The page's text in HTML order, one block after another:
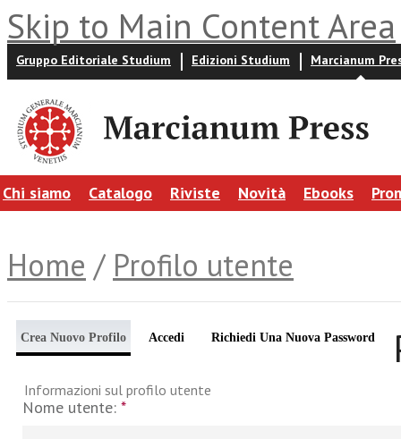
Skip to Main Content Area
Gruppo Editoriale Studium Edizioni Studium Marcianum
Chi siamo Catalogo Riviste Novità Ebooks
Home / Profilo utente
Crea Nuovo Profilo Accedi Richiedi Una Nuova Password
Informazioni sul profilo utente
Nome utente: *